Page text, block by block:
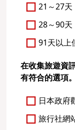
21～27天
28～90天
91天以上
在收集旅遊資
有符合的選項。
日本政府
旅行社網